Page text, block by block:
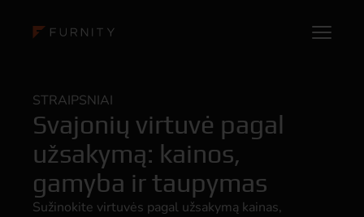
STRAIPSNIAI
Svajonių virtuvė pagal
užsakymą: kainos,
gamyba ir taupymas
Sužinokite virtuvės pagal užsakymą kainas,